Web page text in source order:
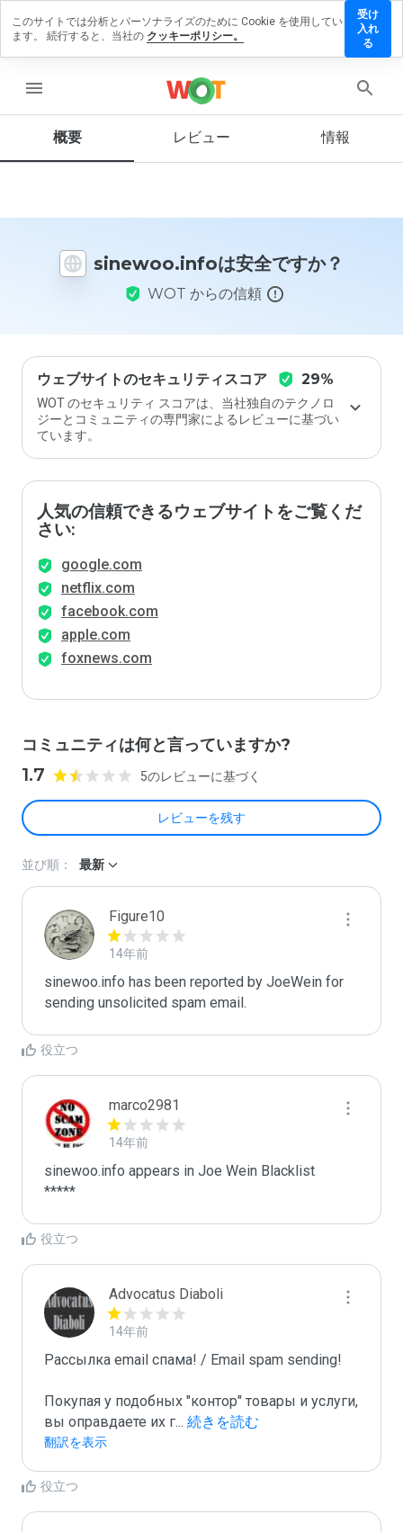
menu
概要 レビュー 情報
sinewoo.infoは安全ですか？
WOT からの信頼
ウェブサイトのセキュリティスコア 29%
WOT のセキュリティ スコアは、当社独自のテクノロ
ジーとコミュニティの専門家によるレビューに基づい
ています。
人気の信頼できるウェブサイトをご覧くだ
さい:
google.com
netflix.com
facebook.com
apple.com
foxnews.com
コミュニティは何と言っていますか?
1.7 5のレビューに基づく
レビューを残す
ビュー
す
この
イト
価し
ます
か？
並び順： 最新
Figure10
14年前
sinewoo.info has been reported by JoeWein for
sending unsolicited spam email.
役立つ
marco2981
14年前
sinewoo.info appears in Joe Wein Blacklist
*****
役立つ
Advocatus Diaboli
14年前
Рассылка email спама! / Email spam sending!
Покупая у подобных "контор" товары и услуги,
вы оправдаете их г... 続きを読む
翻訳を表示
役立つ
このサイトでは分析とパーソナライズのために Cookie を使用してい
ます。 続行すると、当社の クッキーポリシー。
受け
入れ
る